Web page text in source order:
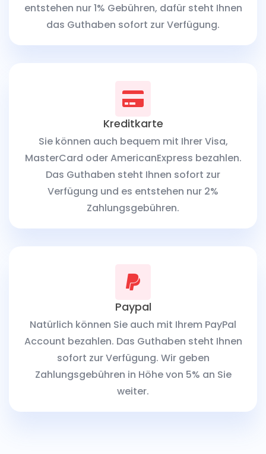
entstehen nur 1% Gebühren, dafür steht Ihnen
das Guthaben sofort zur Verfügung.
Kreditkarte
Sie können auch bequem mit Ihrer Visa,
MasterCard oder AmericanExpress bezahlen.
Das Guthaben steht Ihnen sofort zur
Verfügung und es entstehen nur 2%
Zahlungsgebühren.
Paypal
Natürlich können Sie auch mit Ihrem PayPal
Account bezahlen. Das Guthaben steht Ihnen
sofort zur Verfügung. Wir geben
Zahlungsgebühren in Höhe von 5% an Sie
weiter.